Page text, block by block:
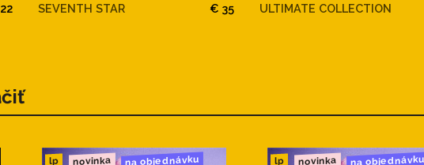
SEVENTH STAR € 35 ULTIMATE COLLECTION
lp novinka na objednávku lp novinka na objednávku